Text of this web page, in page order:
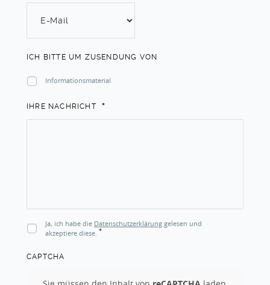
ICH BITTE UM ZUSENDUNG VON
Informationsmaterial
IHRE NACHRICHT *
Ja, ich habe die Datenschutzerklärung gelesen und
akzeptiere diese. *
CAPTCHA